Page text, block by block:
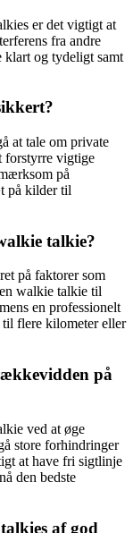
er det vigtigt at
fra andre
klart og tydeligt samt
at tale om private
forstyrre vigtige
på
på kilder til
talkie?
på faktorer som
walkie talkie til
en professionelt
flere kilometer eller
på
ved at øge
store forhindringer
at have fri sigtlinje
den bedste
af god